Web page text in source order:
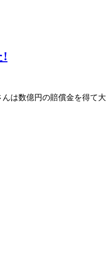
!
は数億円の賠償金を得て大